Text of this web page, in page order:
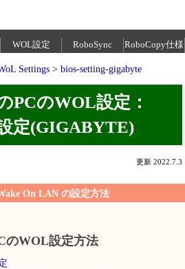
WOL設定 RoboSync RoboCopy仕様
Settings > bios-setting-gigabyte
PCのWOL設定：
定(GIGABYTE)
更新 2022.7.3
On LAN の設定方法
のWOL設定方法